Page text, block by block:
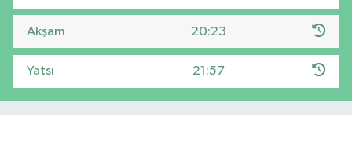
Akşam 20:23
Yatsı 21:57